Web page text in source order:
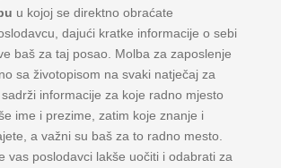
u kojoj se direktno obraćate
dajući kratke informacije o sebi
baš za taj posao. Molba za zaposlenje
sa životopisom na svaki natječaj za
informacije za koje radno mjesto
ime i prezime, zatim koje znanje i
a važni su baš za to radno mesto.
vas poslodavci lakše uočiti i odabrati za